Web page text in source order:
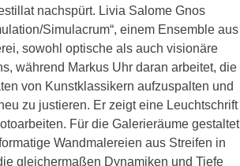
nachspürt. Livia Salome Gnos
Simulacrum“, einem Ensemble aus
sowohl optische als auch visionäre
während Markus Uhr daran arbeitet, die
von Kunstklassikern aufzuspalten und
zu justieren. Er zeigt eine Leuchtschrift
Für die Galerieräume gestaltet
Wandmalereien aus Streifen in
gleichermaßen Dynamiken und Tiefe